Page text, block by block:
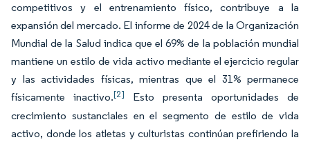
competitivos y el entrenamiento físico, contribuye a la
expansión del mercado. El informe de 2024 de la Organización
Mundial de la Salud indica que el 69% de la población mundial
mantiene un estilo de vida activo mediante el ejercicio regular
y las actividades físicas, mientras que el 31% permanece
físicamente inactivo.[2]
Esto presenta oportunidades de
crecimiento sustanciales en el segmento de estilo de vida
activo, donde los atletas y culturistas continúan prefiriendo la